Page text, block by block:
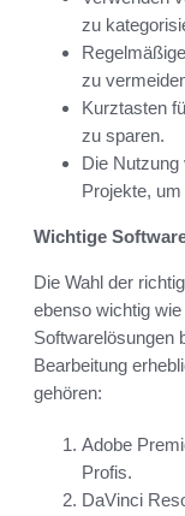
zu
zu
Kurztasten
zu sparen.
Die Nutzung
Projekte,
Wichtige
Die Wahl der
ebenso wichtig
Softwarelösungen
Bearbeitung
gehören:
Adobe
Profis.
DaVinci